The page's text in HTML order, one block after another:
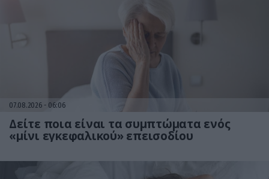
07.08.2026 06:06
Δείτε ποια είναι τα συμπτώματα ενός
«μίνι εγκεφαλικού» επεισοδίου